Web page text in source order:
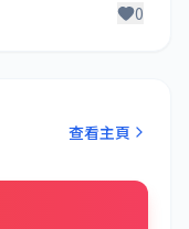
0
查看主頁